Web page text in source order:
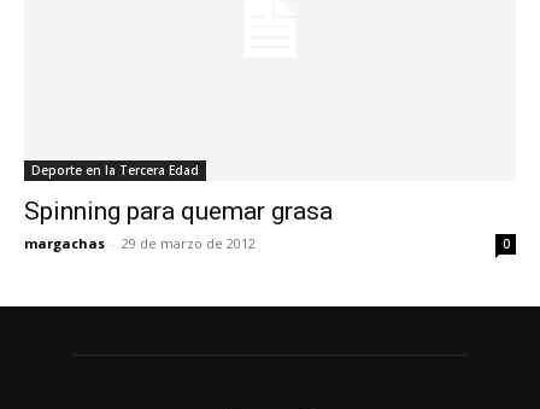
Deporte en la Tercera Edad
Spinning para quemar grasa
margachas - 29 de marzo de 2012 0